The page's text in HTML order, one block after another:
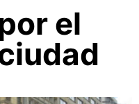
el